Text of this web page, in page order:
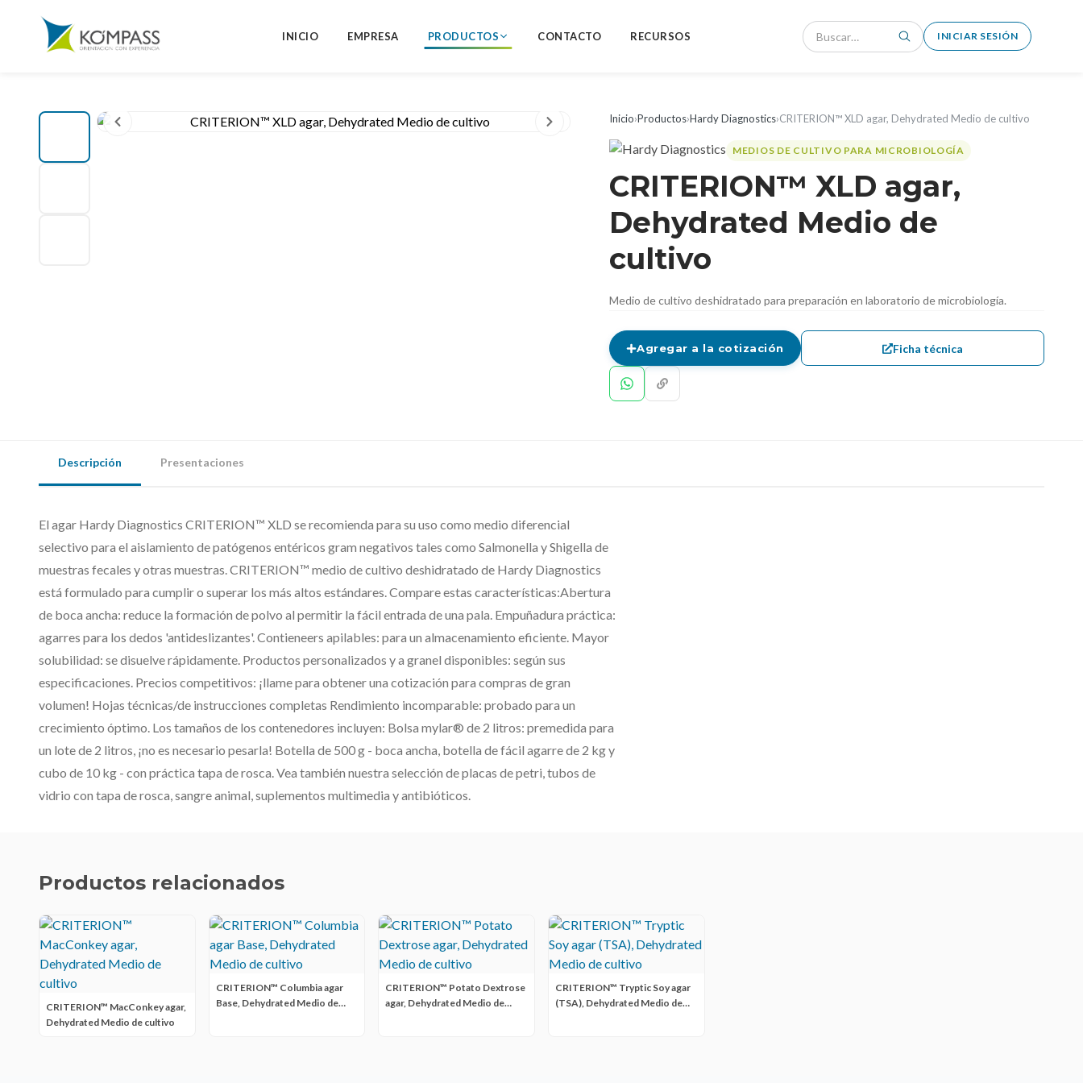
INICIO EMPRESA PRODUCTOS CONTACTO RECURSOS INICIAR SESIÓN
Inicio›Productos›Hardy Diagnostics›CRITERION™ XLD agar, Dehydrated Medio de cultivo
MEDIOS DE CULTIVO PARA MICROBIOLOGÍA
CRITERION™ XLD agar,
Dehydrated Medio de
cultivo
Medio de cultivo deshidratado para preparación en laboratorio de microbiología.
Agregar a la cotización Ficha técnica
Descripción Presentaciones
El agar Hardy Diagnostics CRITERION™ XLD se recomienda para su uso como medio diferencial
selectivo para el aislamiento de patógenos entéricos gram negativos tales como Salmonella y Shigella de
muestras fecales y otras muestras. CRITERION™ medio de cultivo deshidratado de Hardy Diagnostics
está formulado para cumplir o superar los más altos estándares. Compare estas características:Abertura
de boca ancha: reduce la formación de polvo al permitir la fácil entrada de una pala. Empuñadura práctica:
agarres para los dedos 'antideslizantes'. Contieneers apilables: para un almacenamiento eficiente. Mayor
solubilidad: se disuelve rápidamente. Productos personalizados y a granel disponibles: según sus
especificaciones. Precios competitivos: ¡llame para obtener una cotización para compras de gran
volumen! Hojas técnicas/de instrucciones completas Rendimiento incomparable: probado para un
crecimiento óptimo. Los tamaños de los contenedores incluyen: Bolsa mylar® de 2 litros: premedida para
un lote de 2 litros, ¡no es necesario pesarla! Botella de 500 g - boca ancha, botella de fácil agarre de 2 kg y
cubo de 10 kg - con práctica tapa de rosca. Vea también nuestra selección de placas de petri, tubos de
vidrio con tapa de rosca, sangre animal, suplementos multimedia y antibióticos.
Productos relacionados
CRITERION™ MacConkey agar,
Dehydrated Medio de cultivo
CRITERION™ Columbia agar
Base, Dehydrated Medio de
CRITERION™ Potato Dextrose
agar, Dehydrated Medio de
CRITERION™ Tryptic Soy agar
(TSA), Dehydrated Medio de